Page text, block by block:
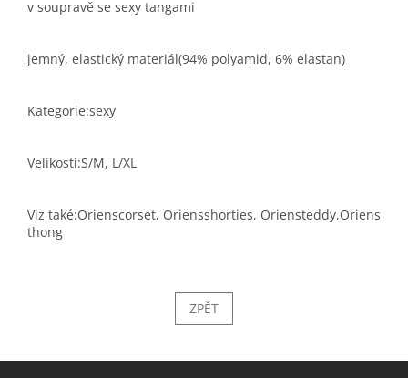
v soupravě se sexy tangami
jemný, elastický materiál(94% polyamid, 6% elastan)
Kategorie:sexy
Velikosti:S/M, L/XL
Viz také:Orienscorset, Oriensshorties, Oriensteddy,Oriens
thong
ZPĚT